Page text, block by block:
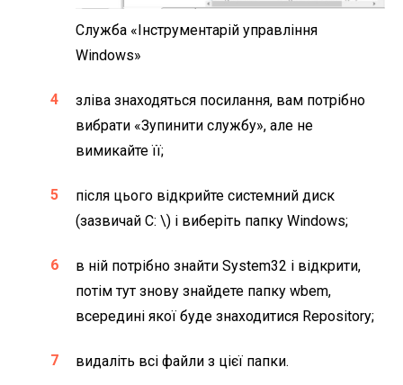
Служба «Інструментарій управління
Windows»
зліва знаходяться посилання, вам потрібно
вибрати «Зупинити службу», але не
вимикайте її;
після цього відкрийте системний диск
(зазвичай C: \) і виберіть папку Windows;
в ній потрібно знайти System32 і відкрити,
потім тут знову знайдете папку wbem,
всередині якої буде знаходитися Repository;
видаліть всі файли з цієї папки.